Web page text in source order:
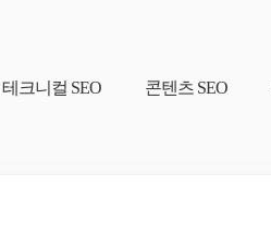
테크니컬 SEO 콘텐츠 SEO